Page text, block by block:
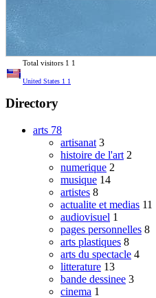
Total visitors 1 1
United States 1 1
Directory
arts 78
artisanat 3
histoire de l'art 2
numerique 2
musique 14
artistes 8
actualite et medias 11
audiovisuel 1
pages personnelles 8
arts plastiques 8
arts du spectacle 4
litterature 13
bande dessinee 3
cinema 1